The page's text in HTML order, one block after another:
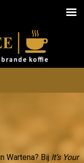
Wartena? Bij It’s Your